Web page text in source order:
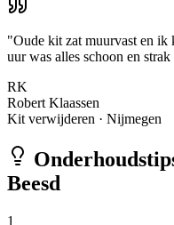
"Oude kit zat muurvast en ik
uur was alles schoon en
RK
Robert Klaassen
Kit verwijderen · Nijmegen
Beesd
1